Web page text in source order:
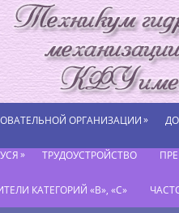
ОРГАНИЗАЦИИ»
» ТРУДОУСТРОЙСТВО
КАТЕГОРИЙ «В», «С»